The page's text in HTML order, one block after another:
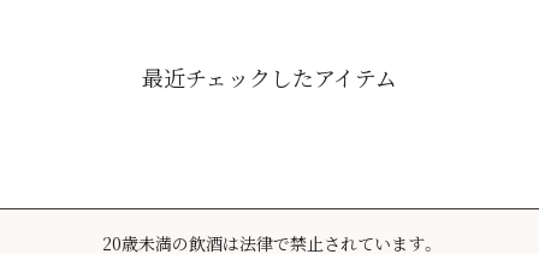
最近チェックしたアイテム
20歳未満の飲酒は法律で禁止されています。